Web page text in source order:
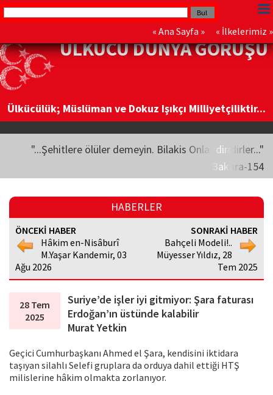
« Ana Sayfa » « İlkelerimiz »
ÜLKÜCÜ DÜNYA GÖRÜŞÜ
Ülkücülük; Müslüman ve Dokuz Işıkçı Milliyetçiliktir...
"...Şehitlere ölüler demeyin. Bilakis Onlar diridirler..."
Bakara-154
HABERLER
ÖNCEKİ HABER
Hâkim en-Nisâburî
M.Yaşar Kandemir, 03
Ağu 2026
SONRAKİ HABER
Bahçeli Modeli!..
Müyesser Yıldız, 28
Tem 2025
28 Tem
2025
Suriye’de işler iyi gitmiyor: Şara faturası
Erdoğan’ın üstünde kalabilir
Murat Yetkin
Geçici Cumhurbaşkanı Ahmed el Şara, kendisini iktidara
taşıyan silahlı Selefi gruplara da orduya dahil ettiği HTŞ
milislerine hâkim olmakta zorlanıyor.